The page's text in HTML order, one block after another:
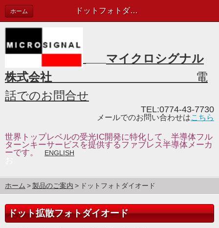
ドットフォトダイオード
ホーム
マイクロシグナル
株式会社 電
話でのお問合せ
TEL:0774-43-7730
メールでのお問い合わせはこちら
世界トップレベルの受光IC開発に特化して、半導体フル
ターンキーサービスを提供するファブレス半導体メーカ
ーです。
ENGLISH
ホーム 製品のご案内 ドットフォトダイオード
ドット拡散フォトダイオード